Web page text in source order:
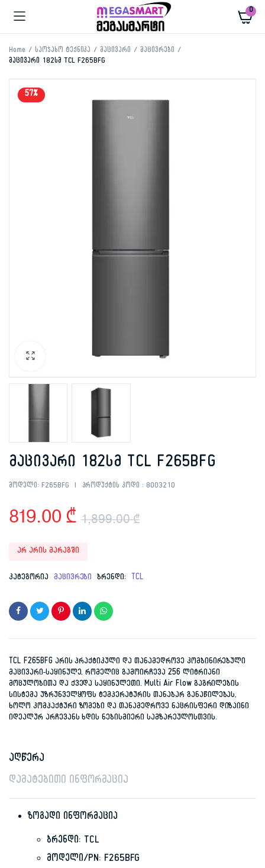
0
Home საოჯახო ტექნიკა მაცივარი
მაცივრები
მაცივარი 182სმ TCL F265BFG
57%
მაცივარი 182სმ TCL F265BFG
მოდელი: F265BFG პროდუქტის კოდი : 8003210
1,899.00₾
price
819.00 ₾
price
არ არის მარაგში
კატეგორია მაცივრები ბრენდი: TCL
TCL F265BFG არის პრაქტიკული და თანამედროვე კომბინირებული
მაცივარი-საყინულე, რომელიც გამოირჩევა 256 ლიტრიანი
მოცულობითა და ქვედა საყინულეთი. Multi Air Flow გაგრილების
სისტემა უზრუნველყოფს ტემპერატურის თანაბარ განაწილებას,
ხოლო კომპაქტური ზომები და თანამედროვე ნაცრისფერი დიზაინი
იდეალურ არჩევანს ხდის ნებისმიერი სამზარეულოსთვის.
აღწერა
დამატებითი ინფორმაცია
ზოგადი ინფორმაცია
ბრენდი: TCL
მოდელი/PN: F265BFG